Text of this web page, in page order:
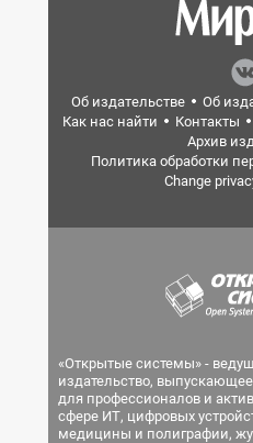
Об издательстве Об
Как нас найти
Контакты
Архив
Политика обработки
Change
«Открытые системы» -
издательство,
для профессионалов и
сфере ИТ, цифровых
медицины и полиграфии,